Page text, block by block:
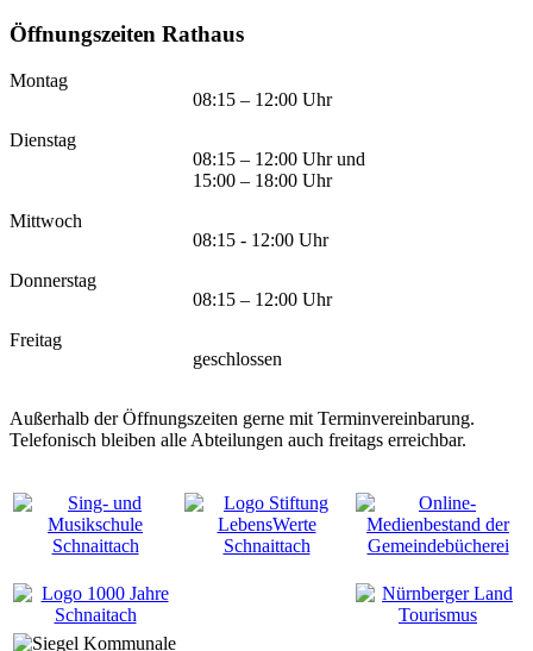
Öffnungszeiten Rathaus
Montag
08:15 – 12:00 Uhr
Dienstag
08:15 – 12:00 Uhr und
15:00 – 18:00 Uhr
Mittwoch
08:15 - 12:00 Uhr
Donnerstag
08:15 – 12:00 Uhr
Freitag
geschlossen
Außerhalb der Öffnungszeiten gerne mit Terminvereinbarung.
Telefonisch bleiben alle Abteilungen auch freitags erreichbar.